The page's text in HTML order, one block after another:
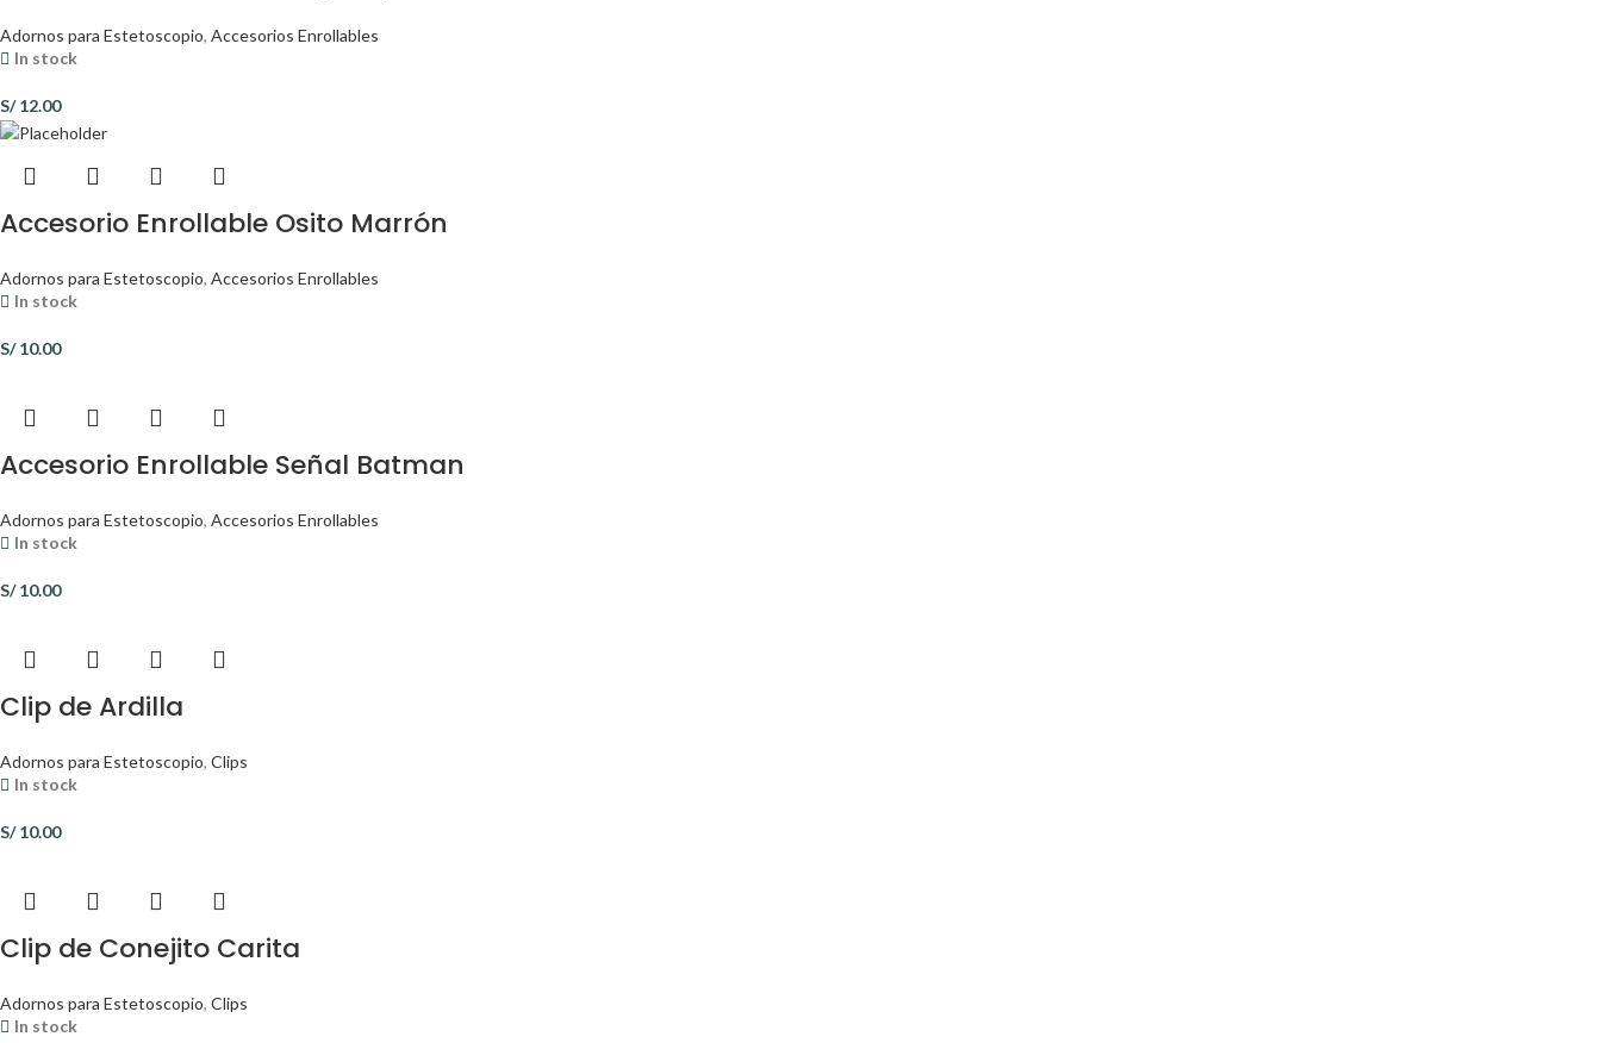
Adornos para Estetoscopio, Accesorios Enrollables
In stock
S/12.00
Accesorio Enrollable Osito Marrón
Adornos para Estetoscopio, Accesorios Enrollables
In stock
S/10.00
Accesorio Enrollable Señal Batman
Adornos para Estetoscopio, Accesorios Enrollables
In stock
S/10.00
Clip de Ardilla
Adornos para Estetoscopio, Clips
In stock
S/10.00
Clip de Conejito Carita
Adornos para Estetoscopio, Clips
In stock